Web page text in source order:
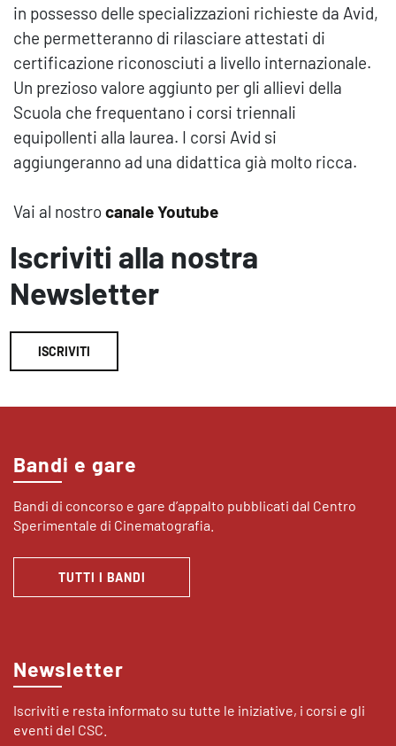
in possesso delle specializzazioni richieste da Avid,
che permetteranno di rilasciare attestati di
certificazione riconosciuti a livello internazionale.
Un prezioso valore aggiunto per gli allievi della
Scuola che frequentano i corsi triennali
equipollenti alla laurea. I corsi Avid si
aggiungeranno ad una didattica già molto ricca.
Vai al nostrocanale Youtube
Iscriviti alla nostra
Newsletter
ISCRIVITI
Bandi e gare
Bandi di concorso e gare d’appalto pubblicati dal Centro
Sperimentale di Cinematografia.
TUTTI I BANDI
Newsletter
Iscriviti e resta informato su tutte le iniziative, i corsi e gli
eventi del CSC.